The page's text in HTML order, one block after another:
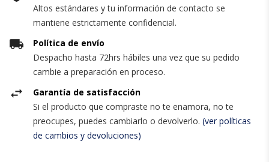
Altos estándares y tu información de contacto se
mantiene estrictamente confidencial.
Política de envío
Despacho hasta 72hrs hábiles una vez que su pedido
cambie a preparación en proceso.
Garantía de satisfacción
Si el producto que compraste no te enamora, no te
preocupes, puedes cambiarlo o devolverlo. (ver políticas
de cambios y devoluciones)